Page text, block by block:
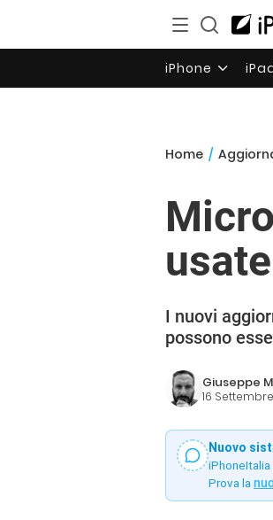
iPhone
Home /
I nuovi
possono
Giuseppe
16
Nuovo
Prova la